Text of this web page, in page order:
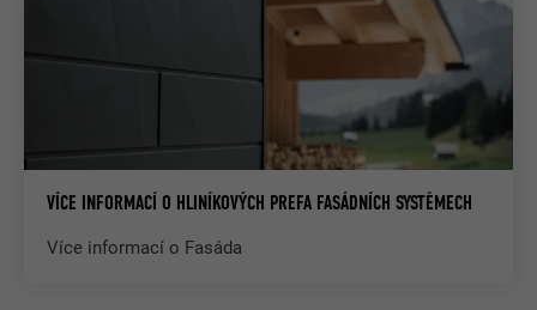
VÍCE INFORMACÍ O HLINÍKOVÝCH PREFA FASÁDNÍCH SYSTÉMECH
Více informací o Fasáda